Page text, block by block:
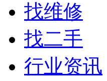
找维修
找二手
行业资讯